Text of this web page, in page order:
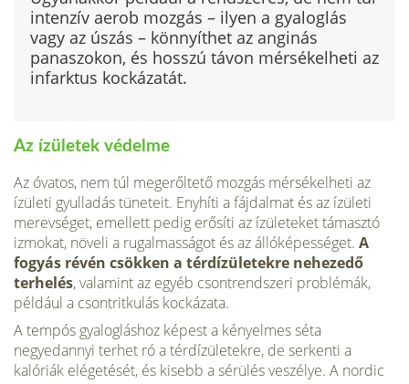
intenzív aerob mozgás – ilyen a gyaloglás
vagy az úszás – könnyíthet az anginás
panaszokon, és hosszú távon mérsékelheti az
infarktus kockázatát.
Az ízületek védelme
Az óvatos, nem túl megerőltető mozgás mérsékelheti az
ízületi gyulladás tüneteit. Enyhíti a fájdalmat és az ízületi
merevséget, emellett pedig erősíti az ízületeket támasztó
izmokat, növeli a rugalmasságot és az állóképességet. A
fogyás révén csökken a térdízületekre nehezedő
terhelés, valamint az egyéb csontrendszeri problémák,
például a csontritkulás kockázata.
A tempós gyalogláshoz képest a kényelmes séta
negyedannyi terhet ró a térdízületekre, de serkenti a
kalóriák elégetését, és kisebb a sérülés veszélye. A nordic